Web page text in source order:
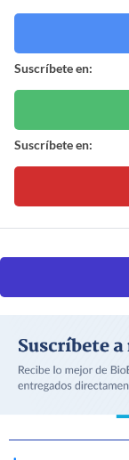
Suscríbete en:
Suscríbete en: